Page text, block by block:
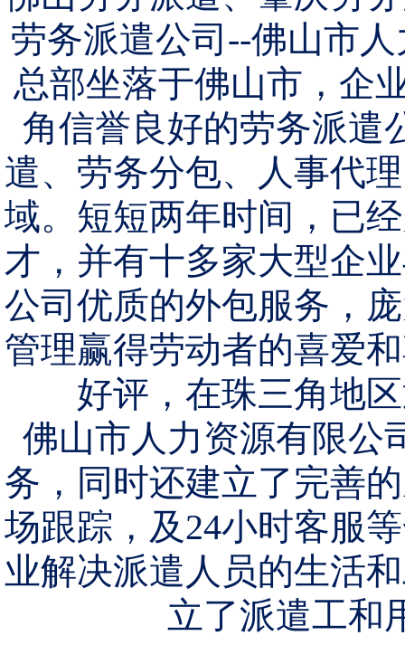
劳务派遣公司--佛山市
总部坐落于佛山市，企
角信誉良好的劳务派遣
遣、劳务分包、人事代
域。短短两年时间，已
才，并有十多家大型企
公司优质的外包服务，
管理赢得劳动者的喜爱
好评，在珠三角地
佛山市人力资源有限公
务，同时还建立了完善
场跟踪，及24小时客服
业解决派遣人员的生活
立了派遣工